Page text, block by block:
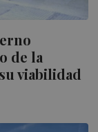
de la
viabilidad